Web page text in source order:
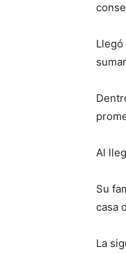
Al
Su
casa
La